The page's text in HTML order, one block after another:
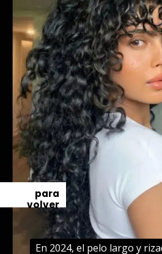
En 2024, el pelo largo y
En 2024, el pelo largo y
para
volver